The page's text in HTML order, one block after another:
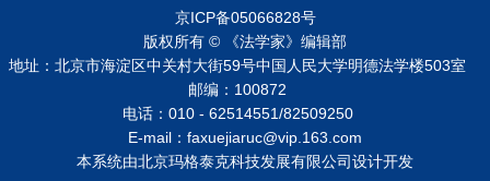
京ICP备05066828号
版权所有 © 《法学家》编辑部
地址：北京市海淀区中关村大街59号中国人民大学明德法学楼503室
邮编：100872
电话：010 - 62514551/82509250
E-mail：faxuejiaruc@vip.163.com
本系统由北京玛格泰克科技发展有限公司设计开发